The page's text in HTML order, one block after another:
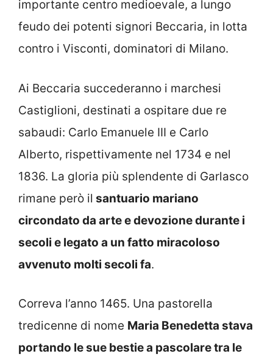
importante centro medioevale, a lungo
feudo dei potenti signori Beccaria, in lotta
contro i Visconti, dominatori di Milano.
Ai Beccaria succederanno i marchesi
Castiglioni, destinati a ospitare due re
sabaudi: Carlo Emanuele III e Carlo
Alberto, rispettivamente nel 1734 e nel
1836. La gloria più splendente di Garlasco
rimane però il santuario mariano
circondato da arte e devozione durante i
secoli e legato a un fatto miracoloso
avvenuto molti secoli fa.
Correva l’anno 1465. Una pastorella
tredicenne di nome Maria Benedetta stava
portando le sue bestie a pascolare tra le